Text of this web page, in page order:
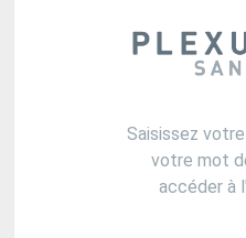
Saisissez
votre mot
accéder à